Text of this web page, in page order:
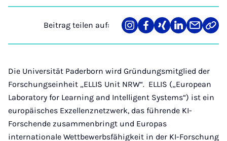
Beitrag teilen auf:
Teilen
auf
Teilen
auf
Teilen
auf
Teilen
auf
Teilen
über
Mail
Link
Die Universität Paderborn wird Gründungsmitglied der
Forschungseinheit „ELLIS Unit NRW“. ELLIS („European
Laboratory for Learning and Intelligent Systems“) ist ein
europäisches Exzellenznetzwerk, das führende KI-
Forschende zusammenbringt und Europas
internationale Wettbewerbsfähigkeit in der KI-Forschung